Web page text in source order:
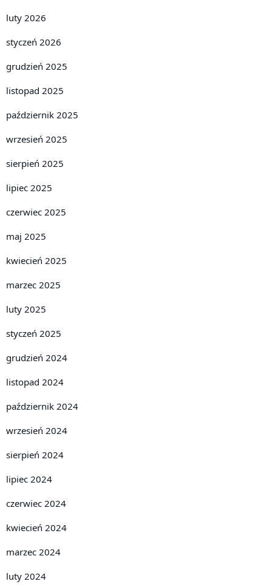
luty 2026
styczeń 2026
grudzień 2025
listopad 2025
październik 2025
wrzesień 2025
sierpień 2025
lipiec 2025
czerwiec 2025
maj 2025
kwiecień 2025
marzec 2025
luty 2025
styczeń 2025
grudzień 2024
listopad 2024
październik 2024
wrzesień 2024
sierpień 2024
lipiec 2024
czerwiec 2024
kwiecień 2024
marzec 2024
luty 2024